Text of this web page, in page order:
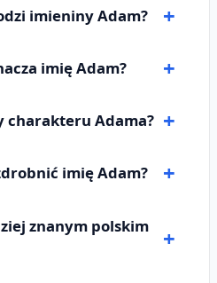
imieniny Adam?
imię Adam?
charakteru Adama?
imię Adam?
znanym polskim